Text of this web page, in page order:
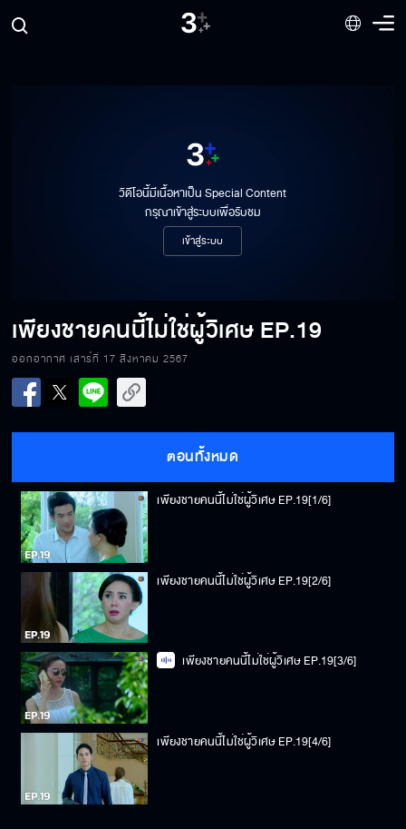
วิดีโอนี้มีเนื้อหาเป็น Special Content
กรุณาเข้าสู่ระบบเพื่อรับชม
เข้าสู่ระบบ
เพียงชายคนนี้ไม่ใช่ผู้วิเศษEP.19
ออกอากาศ เสาร์ที่ 17 สิงหาคม 2567
ตอนทั้งหมด
เพียงชายคนนี้ไม่ใช่ผู้วิเศษ EP.19[1/6]
เพียงชายคนนี้ไม่ใช่ผู้วิเศษ EP.19[2/6]
เพียงชายคนนี้ไม่ใช่ผู้วิเศษ EP.19[3/6]
เพียงชายคนนี้ไม่ใช่ผู้วิเศษ EP.19[4/6]